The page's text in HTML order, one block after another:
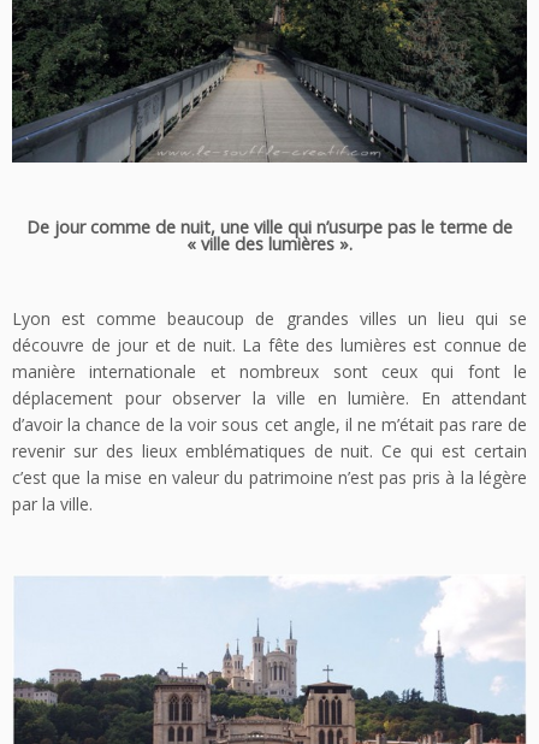
De jour comme de nuit, une ville qui n’usurpe pas le terme de
« ville des lumières ».
Lyon est comme beaucoup de grandes villes un lieu qui se
découvre de jour et de nuit. La fête des lumières est connue de
manière internationale et nombreux sont ceux qui font le
déplacement pour observer la ville en lumière. En attendant
d’avoir la chance de la voir sous cet angle, il ne m’était pas rare de
revenir sur des lieux emblématiques de nuit. Ce qui est certain
c’est que la mise en valeur du patrimoine n’est pas pris à la légère
par la ville.